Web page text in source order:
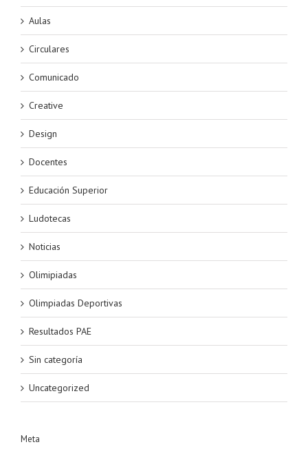
Aulas
Circulares
Comunicado
Creative
Design
Docentes
Educación Superior
Ludotecas
Noticias
Olimipiadas
Olimpiadas Deportivas
Resultados PAE
Sin categoría
Uncategorized
Meta